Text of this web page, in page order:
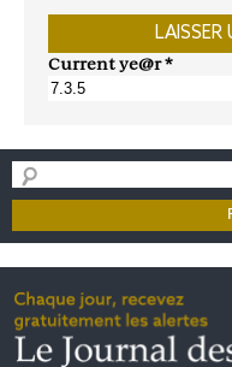
Current ye@r*